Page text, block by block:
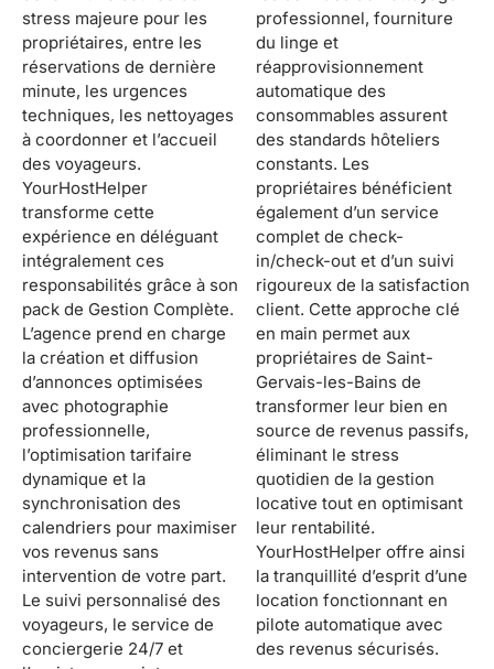
stress majeure pour les
propriétaires, entre les
réservations de dernière
minute, les urgences
techniques, les nettoyages
à coordonner et l’accueil
des voyageurs.
YourHostHelper
transforme cette
expérience en déléguant
intégralement ces
responsabilités grâce à son
pack de Gestion Complète.
L’agence prend en charge
la création et diffusion
d’annonces optimisées
avec photographie
professionnelle,
l’optimisation tarifaire
dynamique et la
synchronisation des
calendriers pour maximiser
vos revenus sans
intervention de votre part.
Le suivi personnalisé des
voyageurs, le service de
conciergerie 24/7 et
professionnel, fourniture
du linge et
réapprovisionnement
automatique des
consommables assurent
des standards hôteliers
constants. Les
propriétaires bénéficient
également d’un service
complet de check-
in/check-out et d’un suivi
rigoureux de la satisfaction
client. Cette approche clé
en main permet aux
propriétaires de Saint-
Gervais-les-Bains de
transformer leur bien en
source de revenus passifs,
éliminant le stress
quotidien de la gestion
locative tout en optimisant
leur rentabilité.
YourHostHelper offre ainsi
la tranquillité d’esprit d’une
location fonctionnant en
pilote automatique avec
des revenus sécurisés.